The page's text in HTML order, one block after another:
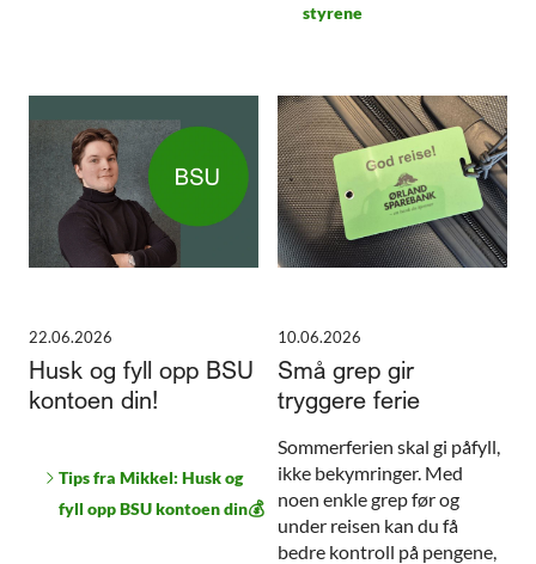
styrene
22.06.2026
Husk og fyll opp BSU
kontoen din!
Tips fra Mikkel: Husk og
fyll opp BSU kontoen din💰
10.06.2026
Små grep gir
tryggere ferie
Sommerferien skal gi påfyll,
ikke bekymringer. Med
noen enkle grep før og
under reisen kan du få
bedre kontroll på pengene,